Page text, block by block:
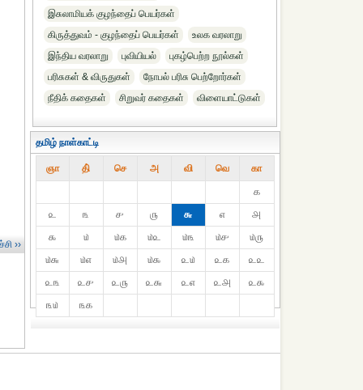
››
இசுலாமியக் குழந்தைப் பெயர்கள்
கிருத்துவம் - குழந்தைப் பெயர்கள்
உலக வரலாறு
இந்திய வரலாறு
புவியியல்
புகழ்பெற்ற நூல்கள்
பரிசுகள் & விருதுகள்
நோபல் பரிசு‎ பெற்றோர்‎கள்
நீதிக் கதைகள்
சிறுவர் கதைகள் விளையாட்டுகள்
தமிழ் நாள்காட்டி
ஞா தி் செ அ வி வெ கா
௧
௨
௩ ௪ ௫ ௬ ௭
௮
௯
௰ ௰௧ ௰௨ ௰௩ ௰௪
௰௫
௰௬
௰௭ ௰௮ ௰௯ ௨௰ ௨௧
௨௨
௨௩
௨௪ ௨௫ ௨௬ ௨௭ ௨௮
௨௯
௩௰
௩௧